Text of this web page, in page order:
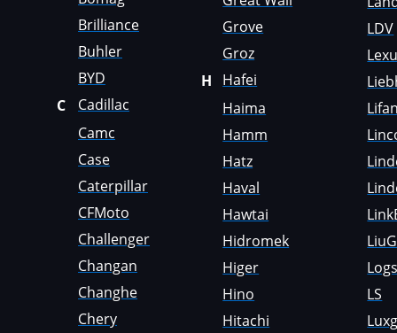
Faresin
Farmtrac
FAW
Fendt
Fiat
Ford
Foton
Freightliner
Furukawa
GAC
Brilliance
Buhler
BYD
C
Cadillac
Camc
Case
Caterpillar
CFMoto
Challenger
Changan
Changhe
Chery
Grove
Groz
H
Hafei
Haima
Hamm
Hatz
Haval
Hawtai
Hidromek
Higer
Hino
Hitachi
LDV
Lifan
LS